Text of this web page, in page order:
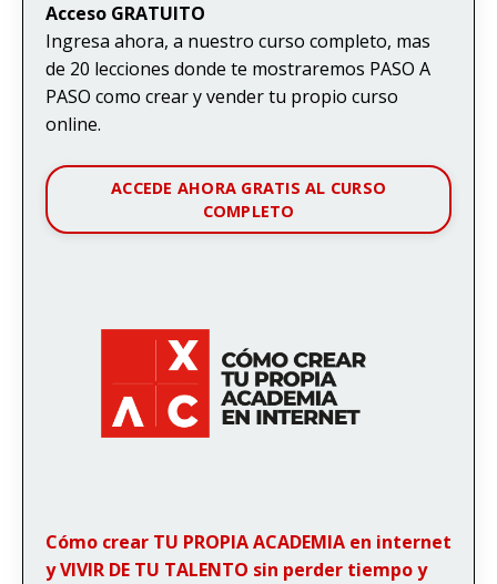
Acceso GRATUITO
Ingresa ahora, a nuestro curso completo, mas
de 20 lecciones donde te mostraremos PASO A
PASO como crear y vender tu propio curso
online.
ACCEDE AHORA GRATIS AL CURSO
COMPLETO
Cómo crear TU PROPIA ACADEMIA en internet
y VIVIR DE TU TALENTO sin perder tiempo y